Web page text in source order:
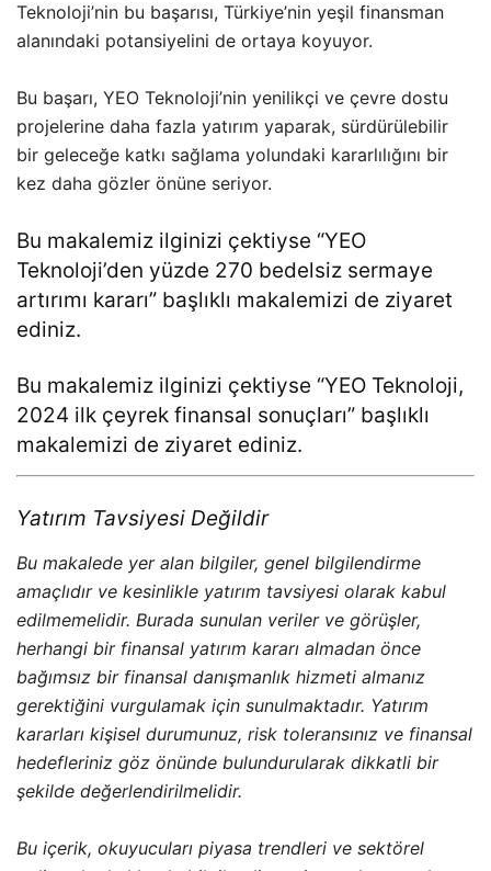
Teknoloji’nin bu başarısı, Türkiye’nin yeşil finansman
alanındaki potansiyelini de ortaya koyuyor​​​​.
Bu başarı, YEO Teknoloji’nin yenilikçi ve çevre dostu
projelerine daha fazla yatırım yaparak, sürdürülebilir
bir geleceğe katkı sağlama yolundaki kararlılığını bir
kez daha gözler önüne seriyor.
Bu makalemiz ilginizi çektiyse “YEO
Teknoloji’den yüzde 270 bedelsiz sermaye
artırımı kararı” başlıklı makalemizi de ziyaret
ediniz.
Bu makalemiz ilginizi çektiyse “YEO Teknoloji,
2024 ilk çeyrek finansal sonuçları” başlıklı
makalemizi de ziyaret ediniz.
Yatırım Tavsiyesi Değildir
Bu makalede yer alan bilgiler, genel bilgilendirme
amaçlıdır ve kesinlikle yatırım tavsiyesi olarak kabul
edilmemelidir. Burada sunulan veriler ve görüşler,
herhangi bir finansal yatırım kararı almadan önce
bağımsız bir finansal danışmanlık hizmeti almanız
gerektiğini vurgulamak için sunulmaktadır. Yatırım
kararları kişisel durumunuz, risk toleransınız ve finansal
hedefleriniz göz önünde bulundurularak dikkatli bir
şekilde değerlendirilmelidir.
Bu içerik, okuyucuları piyasa trendleri ve sektörel